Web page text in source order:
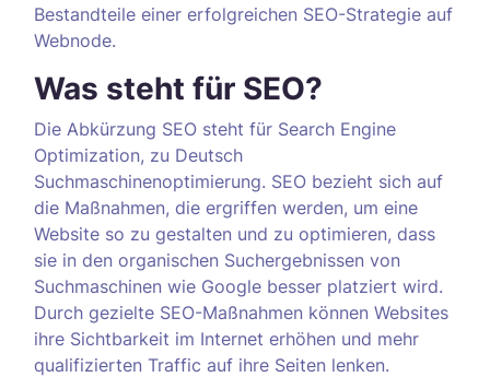
Bestandteile einer erfolgreichen SEO-Strategie auf
Webnode.
Was steht für SEO?
Die Abkürzung SEO steht für Search Engine
Optimization, zu Deutsch
Suchmaschinenoptimierung. SEO bezieht sich auf
die Maßnahmen, die ergriffen werden, um eine
Website so zu gestalten und zu optimieren, dass
sie in den organischen Suchergebnissen von
Suchmaschinen wie Google besser platziert wird.
Durch gezielte SEO-Maßnahmen können Websites
ihre Sichtbarkeit im Internet erhöhen und mehr
qualifizierten Traffic auf ihre Seiten lenken.